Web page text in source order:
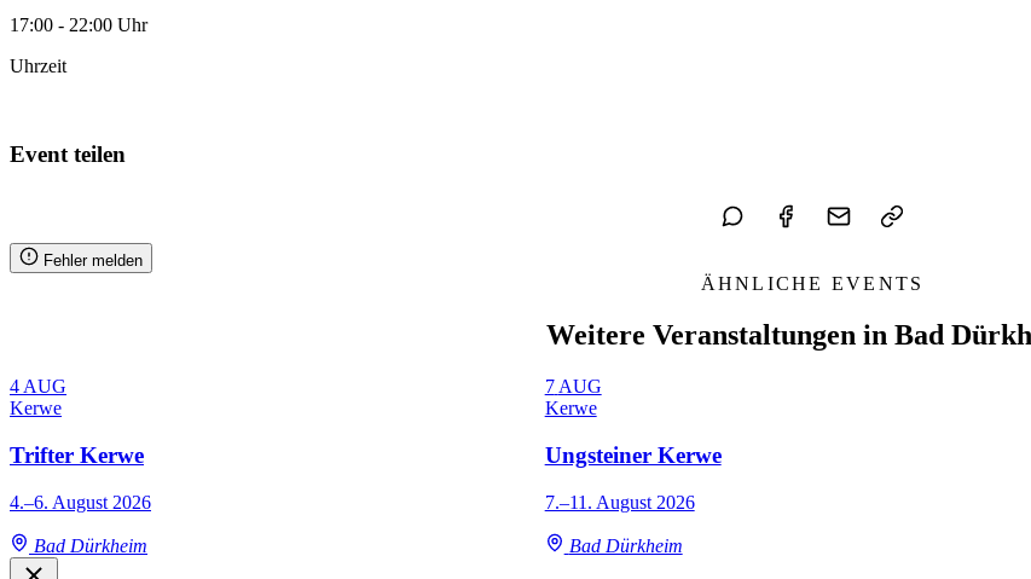
17:00 - 22:00 Uhr
Uhrzeit
Event teilen
Fehler melden
ÄHNLICHE EVENTS
Weitere Veranstaltungen in Bad
4 AUG
Kerwe
Trifter Kerwe
4.–6. August 2026
Bad Dürkheim
7 AUG
Kerwe
Ungsteiner Kerwe
7.–11. August 2026
Bad Dürkheim